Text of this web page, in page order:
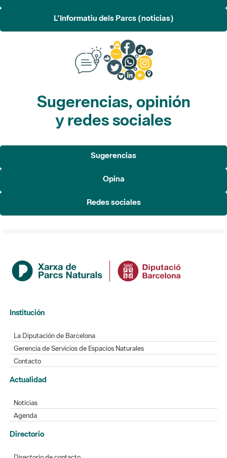
L'Informatiu dels Parcs (noticias)
Sugerencias, opinión
y redes sociales
Sugerencias
Opina
Redes sociales
Institución
La Diputación de Barcelona
Gerencia de Servicios de Espacios Naturales
Contacto
Actualidad
Noticias
Agenda
Directorio